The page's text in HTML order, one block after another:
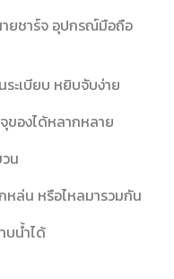
ายชาร์จ อุปกรณ์มือถือ
ระเบียบ หยิบจับง่าย
ของได้หลากหลาย
น
ล่น หรือไหลมารวมกัน
บน้ำได้